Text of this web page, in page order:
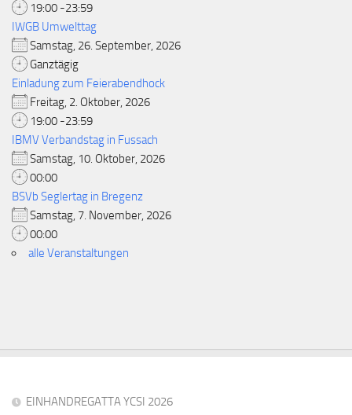
19:00 -23:59
IWGB Umwelttag
Samstag, 26. September, 2026
Ganztägig
Einladung zum Feierabendhock
Freitag, 2. Oktober, 2026
19:00 -23:59
IBMV Verbandstag in Fussach
Samstag, 10. Oktober, 2026
00:00
BSVb Seglertag in Bregenz
Samstag, 7. November, 2026
00:00
alle Veranstaltungen
EINHANDREGATTA YCSI 2026